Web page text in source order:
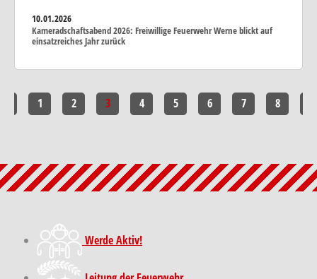
10.01.2026
Kameradschaftsabend 2026: Freiwillige Feuerwehr Werne blickt auf
einsatzreiches Jahr zurück
1 2 3 4 5 6 7 8
Werde Aktiv!